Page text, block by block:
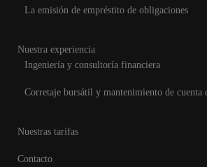
La emisión de empréstito de obligaciones
Nuestra experiencia
Ingeniería y consultoría financiera
Corretaje bursátil y mantenimiento de cuenta
Nuestras tarifas
Contacto